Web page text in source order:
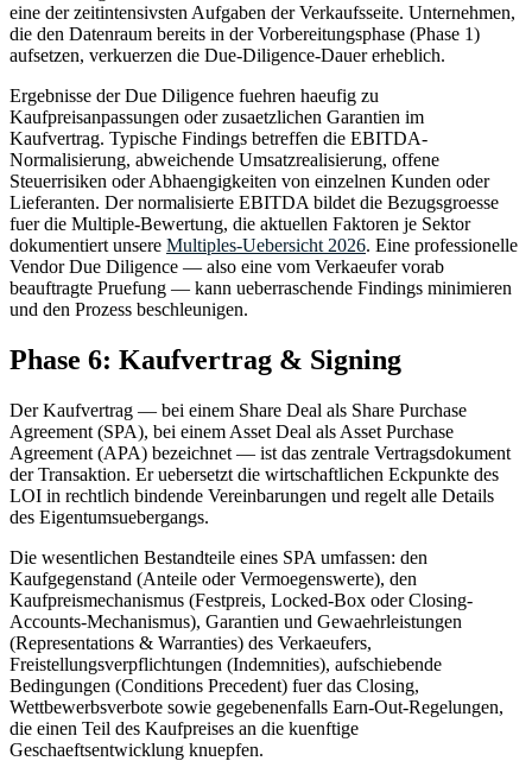
eine der zeitintensivsten Aufgaben der Verkaufsseite. Unternehmen,
die den Datenraum bereits in der Vorbereitungsphase (Phase 1)
aufsetzen, verkuerzen die Due-Diligence-Dauer erheblich.
Ergebnisse der Due Diligence fuehren haeufig zu
Kaufpreisanpassungen oder zusaetzlichen Garantien im
Kaufvertrag. Typische Findings betreffen die EBITDA-
Normalisierung, abweichende Umsatzrealisierung, offene
Steuerrisiken oder Abhaengigkeiten von einzelnen Kunden oder
Lieferanten. Der normalisierte EBITDA bildet die Bezugsgroesse
fuer die Multiple-Bewertung, die aktuellen Faktoren je Sektor
dokumentiert unsere Multiples-Uebersicht 2026. Eine professionelle
Vendor Due Diligence — also eine vom Verkaeufer vorab
beauftragte Pruefung — kann ueberraschende Findings minimieren
und den Prozess beschleunigen.
Phase 6: Kaufvertrag & Signing
Der Kaufvertrag — bei einem Share Deal als Share Purchase
Agreement (SPA), bei einem Asset Deal als Asset Purchase
Agreement (APA) bezeichnet — ist das zentrale Vertragsdokument
der Transaktion. Er uebersetzt die wirtschaftlichen Eckpunkte des
LOI in rechtlich bindende Vereinbarungen und regelt alle Details
des Eigentumsuebergangs.
Die wesentlichen Bestandteile eines SPA umfassen: den
Kaufgegenstand (Anteile oder Vermoegenswerte), den
Kaufpreismechanismus (Festpreis, Locked-Box oder Closing-
Accounts-Mechanismus), Garantien und Gewaehrleistungen
(Representations & Warranties) des Verkaeufers,
Freistellungsverpflichtungen (Indemnities), aufschiebende
Bedingungen (Conditions Precedent) fuer das Closing,
Wettbewerbsverbote sowie gegebenenfalls Earn-Out-Regelungen,
die einen Teil des Kaufpreises an die kuenftige
Geschaeftsentwicklung knuepfen.